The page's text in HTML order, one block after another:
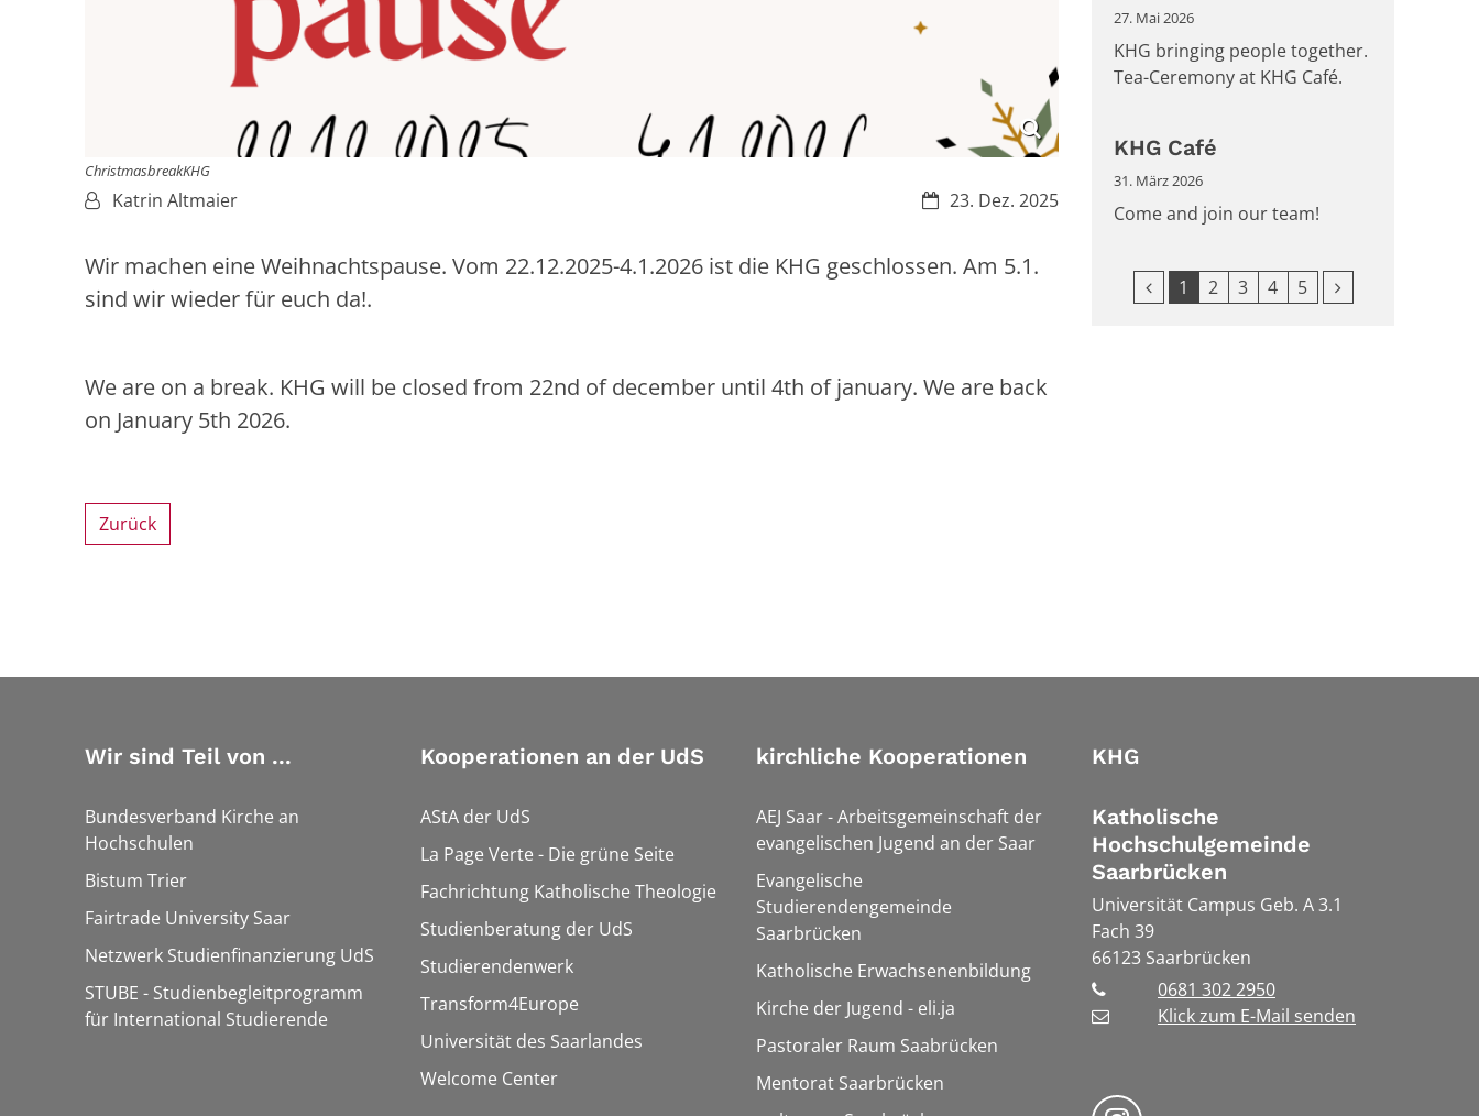
ChristmasbreakKHG
Datum:
23. Dez. 2025
Von:Katrin Altmaier
Wir machen eine Weihnachtspause. Vom 22.12.2025-4.1.2026 ist die KHG geschlossen. Am 5.1.
sind wir wieder für euch da!.
We are on a break. KHG will be closed from 22nd of december until 4th of january. We are back
on January 5th 2026.
Zurück
27. Mai 2026
KHG bringing people together.
Tea-Ceremony at KHG Café.
KHG Café
31. März 2026
Come and join our team!
Vorherige Seite
1 2 3 4 5 Nächste Seite
Wir sind Teil von ...
Bundesverband Kirche an
Hochschulen
Bistum Trier
Fairtrade University Saar
Netzwerk Studienfinanzierung UdS
STUBE - Studienbegleitprogramm
für International Studierende
Kooperationen an der UdS
AStA der UdS
La Page Verte - Die grüne Seite
Fachrichtung Katholische Theologie
Studienberatung der UdS
Studierendenwerk
Transform4Europe
Universität des Saarlandes
Welcome Center
kirchliche Kooperationen
AEJ Saar - Arbeitsgemeinschaft der
evangelischen Jugend an der Saar
Evangelische
Studierendengemeinde
Saarbrücken
Katholische Erwachsenenbildung
Kirche der Jugend - eli.ja
Pastoraler Raum Saabrücken
Mentorat Saarbrücken
KHG
Katholische
Hochschulgemeinde
Saarbrücken
Universität Campus Geb. A 3.1
Fach 39
66123 Saarbrücken
0681 302 2950
Klick zum E-Mail senden
Bistum Trier auf Instragram